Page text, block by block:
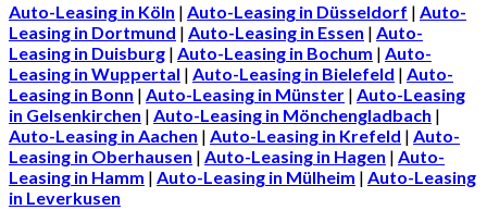
Auto-Leasing in Köln | Auto-Leasing in Düsseldorf | Auto-
Leasing in Dortmund | Auto-Leasing in Essen | Auto-
Leasing in Duisburg | Auto-Leasing in Bochum | Auto-
Leasing in Wuppertal | Auto-Leasing in Bielefeld | Auto-
Leasing in Bonn | Auto-Leasing in Münster | Auto-Leasing
in Gelsenkirchen | Auto-Leasing in Mönchengladbach |
Auto-Leasing in Aachen | Auto-Leasing in Krefeld | Auto-
Leasing in Oberhausen | Auto-Leasing in Hagen | Auto-
Leasing in Hamm | Auto-Leasing in Mülheim | Auto-Leasing
in Leverkusen